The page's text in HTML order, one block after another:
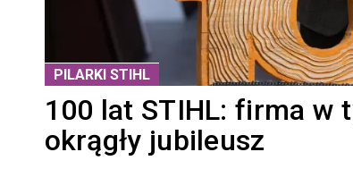
PILARKI STIHL
100 lat STIHL: firma w
okrągły jubileusz